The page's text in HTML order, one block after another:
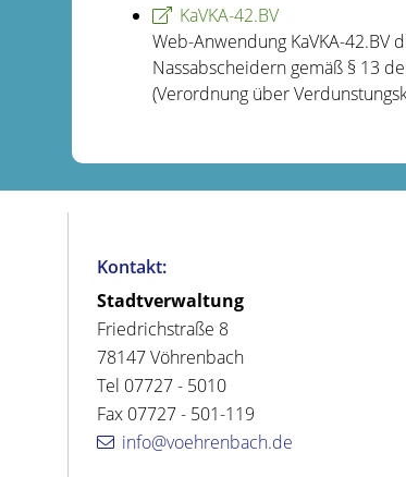
KaVKA-42.BV
Web-Anwendung KaVKA-42.BV
Nassabscheidern gemäß § 13
(Verordnung über
Kontakt:
Stadtverwaltung
Friedrichstraße 8
78147 Vöhrenbach
Tel 07727 - 5010
Fax 07727 - 501-119
info@voehrenbach.de